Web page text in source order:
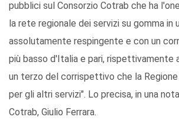
pubblici sul Consorzio Cotrab che ha
la rete regionale dei servizi su gomma in
assolutamente respingente e con un
più basso d'Italia e pari, rispettivamente
un terzo del corrispettivo che la
per gli altri servizi". Lo precisa, in una
Cotrab, Giulio Ferrara.